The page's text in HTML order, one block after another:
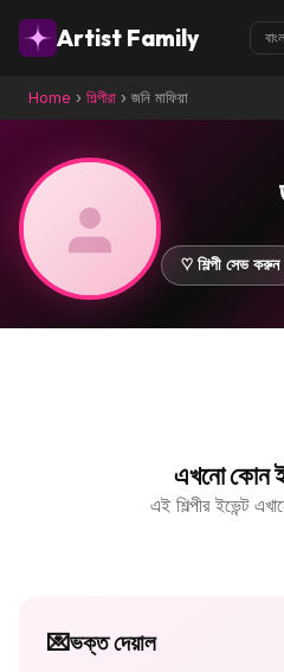
Artist Family
Home › শিল্পীরা › জনি মাফিয়া
♡ শিল্পী সেভ করুন
এখনো কোন
এই শিল্পীর ইভেন্ট
💌ভক্ত দেয়াল